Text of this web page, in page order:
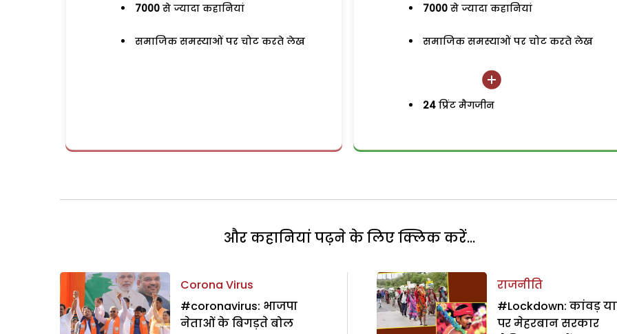
7000 से ज्यादा कहानियां
समाजिक समस्याओं पर चोट करते लेख
7000 से ज्यादा कहानियां
समाजिक समस्याओं पर चोट करते लेख
24 प्रिंट मैगजीन
और कहानियां पढ़ने के लिए क्लिक करें...
Corona Virus
#coronavirus: भाजपा
नेताओं के बिगड़ते बोल
राजनीति
#Lockdown: कांवड़
पर मेहरबान सरकार